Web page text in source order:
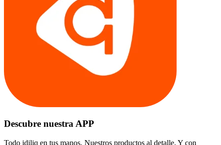
Descubre nuestra APP
Todo idiliq en tus manos. Nuestros productos al detalle. Y con